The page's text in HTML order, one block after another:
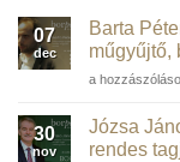
07
dec
Barta
műgyűjtő,
Barta
informatikai
szakember,
a
30
nov
Józsa
rendes